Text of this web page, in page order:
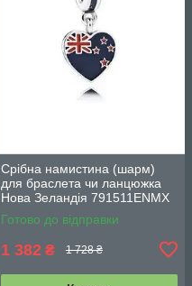
Срібна намистина (шарм)
для браслета чи ланцюжка
Нова Зеландія 791511ENMX
Готово до відправки
1 382 ₴ 1 728 ₴